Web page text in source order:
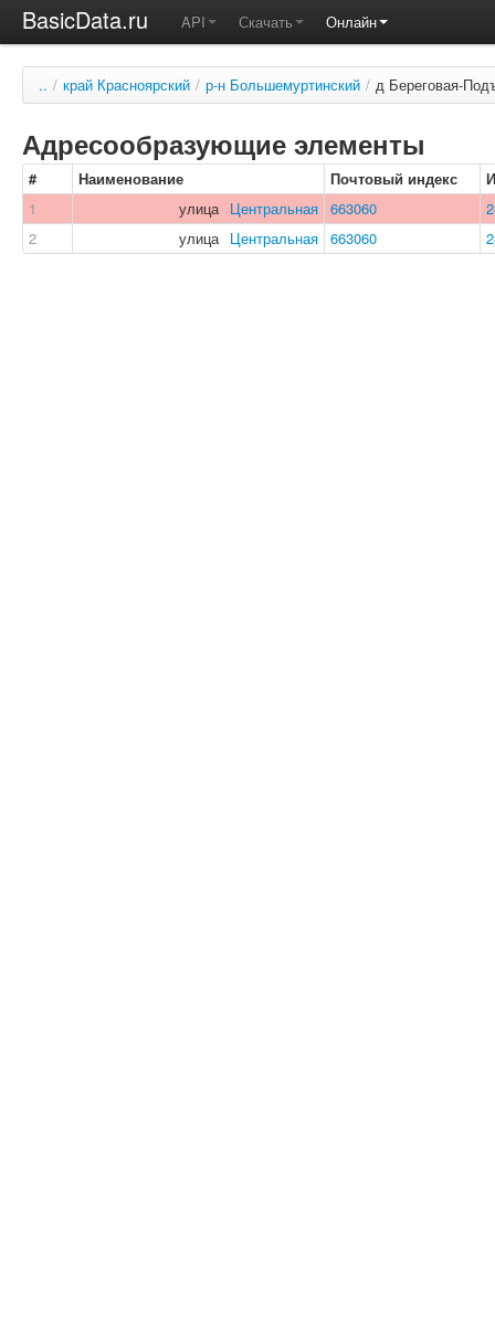
BasicData.ru API Скачать Онлайн
.. / край Красноярский / р-н Большемуртинский / д Береговая-
Адресообразующие элементы
# Наименование Почтовый индекс
1
улица Центральная 663060
2
улица Центральная 663060